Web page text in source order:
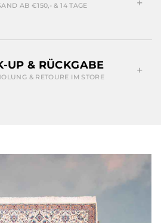
AB €150,- & 14 TAGE
UP & RÜCKGABE
& RETOURE IM STORE